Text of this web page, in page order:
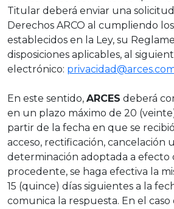
Titular deberá enviar una
Derechos ARCO al cumpliendo
establecidos en la Ley, su
disposiciones aplicables, al
electrónico:
En este sentido, ARCES deberá
en un plazo máximo de 20
partir de la fecha en que se
acceso, rectificación, cancelación
determinación adoptada a efecto
procedente, se haga efectiva la
15 (quince) días siguientes a la
comunica la respuesta. En el